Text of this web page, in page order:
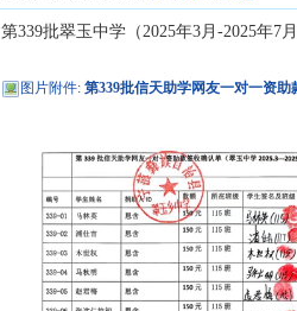
第339批翠玉中学（2025年3月-2025年7
图片附件:第339批信天助学网友一对一资